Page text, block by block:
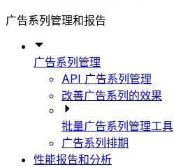
广告系列管理和报告
广告系列管理
API 广告系列管理
改善广告系列的效果
批量广告系列管理工具
广告系列排期
性能报告和分析